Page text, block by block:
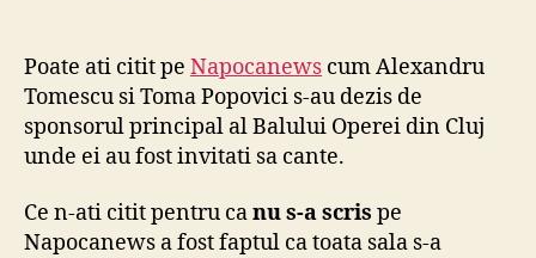
Poate ati citit pe Napocanews cum Alexandru
Tomescu si Toma Popovici s-au dezis de
sponsorul principal al Balului Operei din Cluj
unde ei au fost invitati sa cante.
Ce n-ati citit pentru canu s-a scris pe
Napocanews a fost faptul ca toata sala s-a